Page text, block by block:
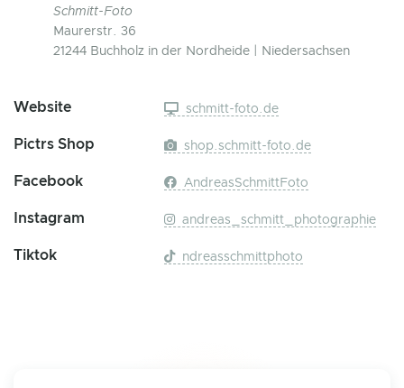
Schmitt-Foto
Maurerstr. 36
21244 Buchholz in der Nordheide | Niedersachsen
Website schmitt-foto.de
Pictrs Shop shop.schmitt-foto.de
Facebook AndreasSchmittFoto
Instagram andreas_schmitt_photographie
Tiktok ndreasschmittphoto